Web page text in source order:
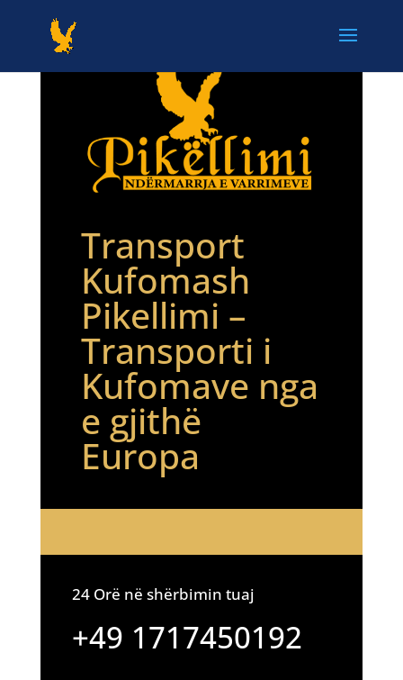
Transport
Kufomash
Pikellimi –
Transporti i
Kufomave nga
e gjithë
Europa
24 Orë në shërbimin tuaj
+49 1717450192